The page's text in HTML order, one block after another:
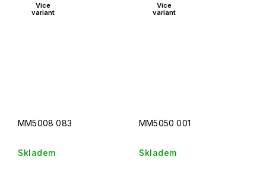
Více
variant
MM5008 083
Skladem
Více
variant
MM5050 001
Skladem